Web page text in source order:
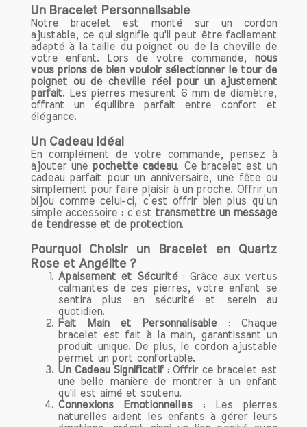
produits chimiques ou à des sources de
chaleur excessive.
Nos bracelets de lithothérapie en pierres
naturelles faits main sont bien plus qu'un
simple accessoire de mode. Ils sont un
véritable outil de bien-être, alliant
beauté et bénéfices psychologiques.
Que vous soyez novice en lithothérapie
vous séduire et vous accompagner au
quotidien.
N'hésitez pas à explorer notre collection
et à trouver le bracelet qui résonne
avec votre énergie !
Un Bracelet Personnalisable
Notre bracelet est monté sur un cordon
ajustable, ce qui signifie qu'il peut être facilement
adapté à la taille du poignet ou de la cheville de
votre enfant. Lors de votre commande, nous
vous prions de bien vouloir sélectionner le tour de
poignet ou de cheville réel pour un ajustement
parfait. Les pierres mesurent 6 mm de diamètre,
offrant un équilibre parfait entre confort et
élégance.
Un Cadeau Idéal
En complément de votre commande, pensez à
ajouter une pochette cadeau. Ce bracelet est un
cadeau parfait pour un anniversaire, une fête ou
simplement pour faire plaisir à un proche. Offrir un
bijou comme celui-ci, c’est offrir bien plus qu’un
simple accessoire : c’est transmettre un message
de tendresse et de protection.
Pourquoi Choisir un Bracelet en Quartz
Rose et Angélite ?
Apaisement et Sécurité: Grâce aux vertus
calmantes de ces pierres, votre enfant se
sentira plus en sécurité et serein au
quotidien.
Fait Main et Personnalisable: Chaque
bracelet est fait à la main, garantissant un
produit unique. De plus, le cordon ajustable
permet un port confortable.
Un Cadeau Significatif: Offrir ce bracelet est
une belle manière de montrer à un enfant
qu'il est aimé et soutenu.
Connexions Emotionnelles: Les pierres
naturelles aident les enfants à gérer leurs